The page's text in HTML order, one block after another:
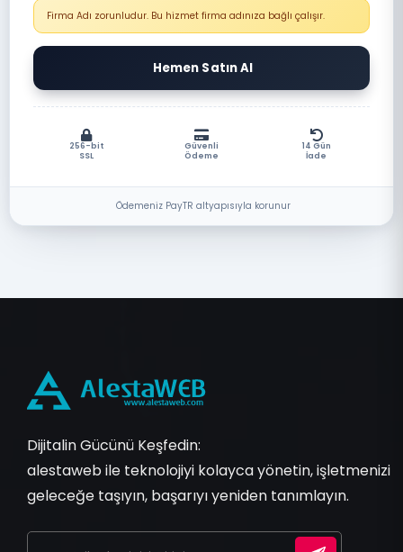
Firma Adı zorunludur. Bu hizmet firma adınıza bağlı çalışır.
Hemen Satın Al
256-bit
SSL
Güvenli
Ödeme
14 Gün
İade
Ödemeniz PayTR altyapısıyla korunur
Dijitalin Gücünü Keşfedin:
alestaweb ile teknolojiyi kolayca yönetin, işletmenizi
geleceğe taşıyın, başarıyı yeniden tanımlayın.